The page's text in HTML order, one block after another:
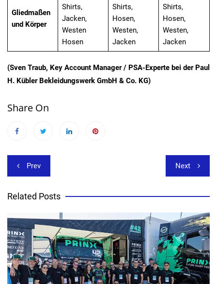
Gliedmaßen
und Körper
Shirts,
Jacken,
Westen
Hosen
Shirts,
Hosen,
Westen,
Jacken
Shirts,
Hosen,
Westen,
Jacken
(Sven Traub, Key Account Manager / PSA-Experte bei der Paul
H. Kübler Bekleidungswerk GmbH & Co. KG)
Share On
Beitragsnavigation
Prev Next
Related Posts